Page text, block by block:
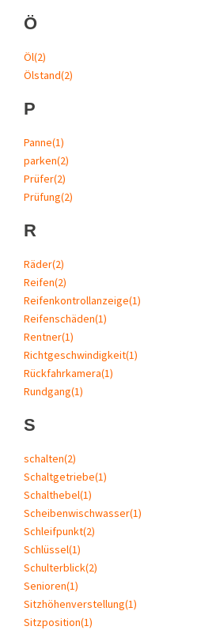
Ö
Öl(2)
Ölstand(2)
P
Panne(1)
parken(2)
Prüfer(2)
Prüfung(2)
R
Räder(2)
Reifen(2)
Reifenkontrollanzeige(1)
Reifenschäden(1)
Rentner(1)
Richtgeschwindigkeit(1)
Rückfahrkamera(1)
Rundgang(1)
S
schalten(2)
Schaltgetriebe(1)
Schalthebel(1)
Scheibenwischwasser(1)
Schleifpunkt(2)
Schlüssel(1)
Schulterblick(2)
Senioren(1)
Sitzhöhenverstellung(1)
Sitzposition(1)